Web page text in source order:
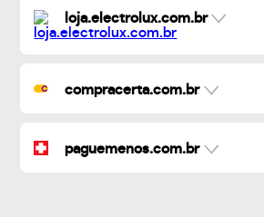
loja.electrolux.com.br
compracerta.com.br
paguemenos.com.br